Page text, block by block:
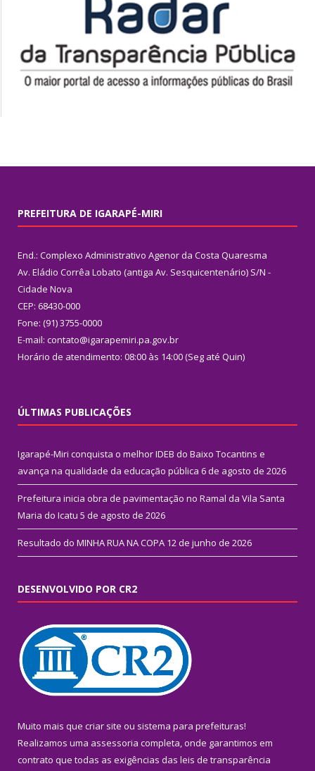
PREFEITURA DE IGARAPÉ-MIRI
End.: Complexo Administrativo Agenor da Costa Quaresma
Av. Eládio Corrêa Lobato (antiga Av. Sesquicentenário) S/N -
Cidade Nova
CEP: 68430-000
Fone: (91) 3755-0000
E-mail: contato@igarapemiri.pa.gov.br
Horário de atendimento: 08:00 às 14:00 (Seg até Quin)
ÚLTIMAS PUBLICAÇÕES
Igarapé-Miri conquista o melhor IDEB do Baixo Tocantins e
avança na qualidade da educação pública 6 de agosto de 2026
Prefeitura inicia obra de pavimentação no Ramal da Vila Santa
Maria do Icatu 5 de agosto de 2026
Resultado do MINHA RUA NA COPA 12 de junho de 2026
DESENVOLVIDO POR CR2
Muito mais que criar site ou sistema para prefeituras!
Realizamos uma assessoria completa, onde garantimos em
contrato que todas as exigências das leis de transparência